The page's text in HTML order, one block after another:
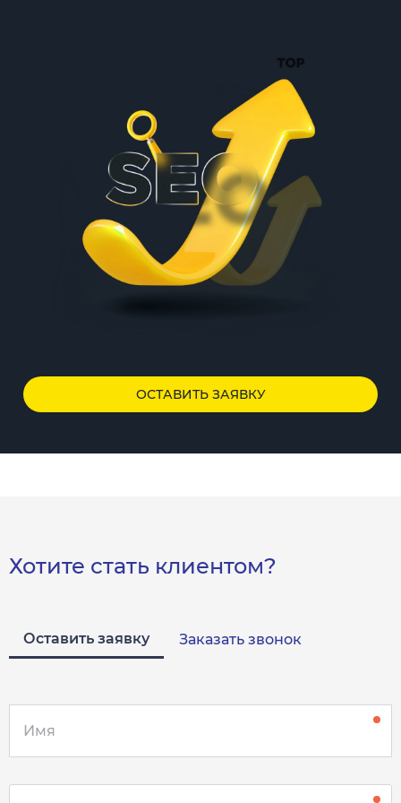
ОСТАВИТЬ ЗАЯВКУ
Хотите стать клиентом?
Оставить заявку Заказать звонок